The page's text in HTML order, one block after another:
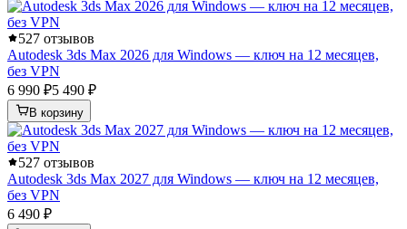
527 отзывов
Autodesk 3ds Max 2026 для Windows — ключ на 12 месяцев,
без VPN
6 990 ₽5 490 ₽
В корзину
527 отзывов
Autodesk 3ds Max 2027 для Windows — ключ на 12 месяцев,
без VPN
6 490 ₽